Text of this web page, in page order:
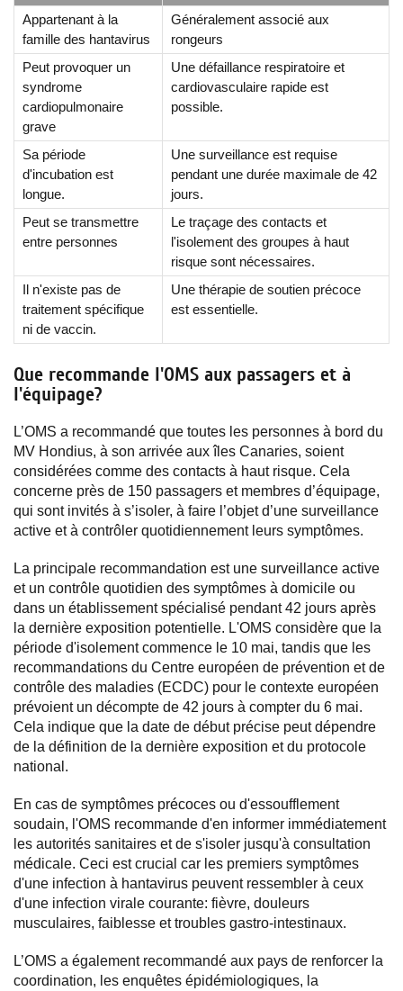
Appartenant à la
famille des hantavirus
Généralement associé aux
rongeurs
Peut provoquer un
syndrome
cardiopulmonaire
grave
Une défaillance respiratoire et
cardiovasculaire rapide est
possible.
Sa période
d'incubation est
longue.
Une surveillance est requise
pendant une durée maximale de 42
jours.
Peut se transmettre
entre personnes
Le traçage des contacts et
l'isolement des groupes à haut
risque sont nécessaires.
Il n'existe pas de
traitement spécifique
ni de vaccin.
Une thérapie de soutien précoce
est essentielle.
Que recommande l'OMS aux passagers et à
l'équipage?
L’OMS a recommandé que toutes les personnes à bord du
MV Hondius, à son arrivée aux îles Canaries, soient
considérées comme des contacts à haut risque. Cela
concerne près de 150 passagers et membres d’équipage,
qui sont invités à s’isoler, à faire l’objet d’une surveillance
active et à contrôler quotidiennement leurs symptômes.
La principale recommandation est une surveillance active
et un contrôle quotidien des symptômes à domicile ou
dans un établissement spécialisé pendant 42 jours après
la dernière exposition potentielle. L'OMS considère que la
période d'isolement commence le 10 mai, tandis que les
recommandations du Centre européen de prévention et de
contrôle des maladies (ECDC) pour le contexte européen
prévoient un décompte de 42 jours à compter du 6 mai.
Cela indique que la date de début précise peut dépendre
de la définition de la dernière exposition et du protocole
national.
En cas de symptômes précoces ou d'essoufflement
soudain, l'OMS recommande d'en informer immédiatement
les autorités sanitaires et de s'isoler jusqu'à consultation
médicale. Ceci est crucial car les premiers symptômes
d'une infection à hantavirus peuvent ressembler à ceux
d'une infection virale courante: fièvre, douleurs
musculaires, faiblesse et troubles gastro-intestinaux.
L’OMS a également recommandé aux pays de renforcer la
coordination, les enquêtes épidémiologiques, la